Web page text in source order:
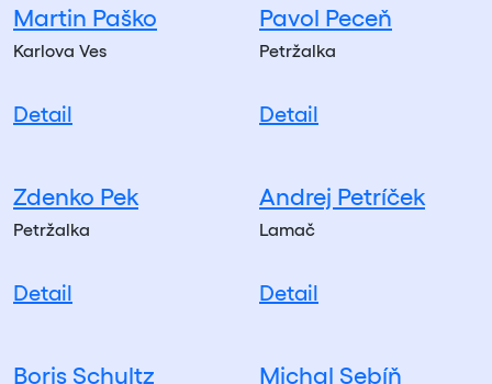
Martin Paško
Karlova Ves
Detail
Pavol Peceň
Petržalka
Detail
Zdenko Pek
Petržalka
Detail
Andrej Petríček
Lamač
Detail
Boris Schultz Michal Sebíň